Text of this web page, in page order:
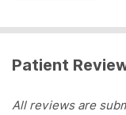
Patient
All reviews are